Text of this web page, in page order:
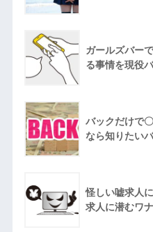
ガールズバー
る事情を現役
バックだけで
なら知りたい
怪しい嘘求人
求人に潜むワ